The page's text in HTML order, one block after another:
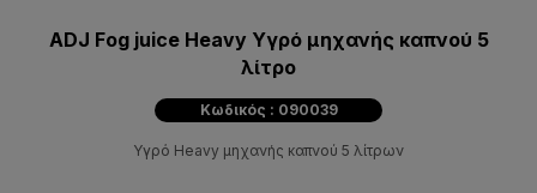
ADJ Fog juice Heavy Υγρό μηχανής καπνού 5
λίτρο
Κωδικός : 090039
Υγρό Heavy μηχανής καπνού 5 λίτρων